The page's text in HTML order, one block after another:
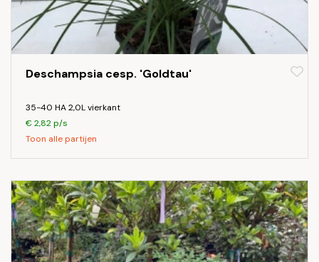
Deschampsia cesp. 'Goldtau'
35-40 HA 2,0L vierkant
€ 2,82 p/s
Toon alle partijen